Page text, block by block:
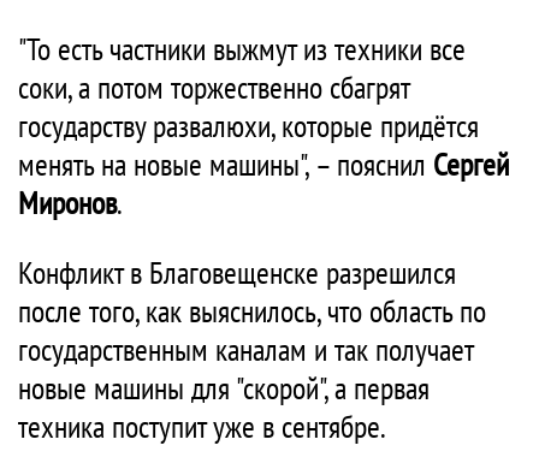
"То есть частники выжмут из техники все
соки, а потом торжественно сбагрят
государству развалюхи, которые придётся
менять на новые машины", – пояснил Сергей
Миронов.
Конфликт в Благовещенске разрешился
после того, как выяснилось, что область по
государственным каналам и так получает
новые машины для "скорой", а первая
техника поступит уже в сентябре.